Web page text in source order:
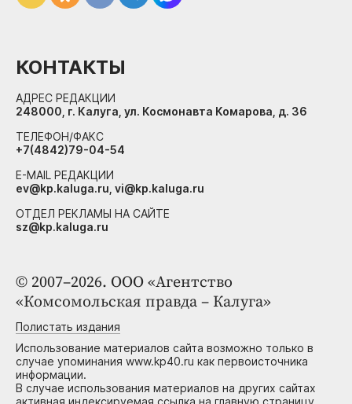
© 2007–2026. ООО «Агентство
«Комсомольская правда – Калуга»
Полистать издания
Использование материалов сайта возможно только в
случае упоминания www.kp40.ru как первоисточника
информации.
В случае использования материалов на других сайтах
активная индексируемая ссылка на главную страницу
КОНТАКТЫ
АДРЕС РЕДАКЦИИ
248000, г. Калуга, ул. Космонавта Комарова, д. 36
ТЕЛЕФОН/ФАКС
+7(4842)79-04-54
E-MAIL РЕДАКЦИИ
ev@kp.kaluga.ru, vi@kp.kaluga.ru
ОТДЕЛ РЕКЛАМЫ НА САЙТЕ
sz@kp.kaluga.ru